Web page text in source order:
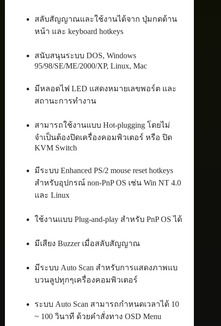
สลับสัญญาณและใช้งานได้จาก ปุ่มกดด้าน
หน้า และ keyboard hotkeys
สนับสนุนระบบ DOS, Windows
95/98/SE/ME/2000/XP, Linux, Mac
มีหลอดไฟ LED แสดงหมายเลขพอร์ต และ
สถานะการทำงาน
สามารถใช้งานแบบ Hot-plugging โดยไม่
จำเป็นต้องปิดเครื่องคอมพิวเตอร์ หรือ ปิด
KVM Switch
มีระบบ Enhanced PS/2 mouse reset hotkeys
สำหรับอุปกรณ์ non-PnP OS เช่น Win NT 4.0
และ Linux
ใช้งานแบบ Plug-and-play สำหรับ PnP OS ได้
มีเสียง Buzzer เมื่อสลับสัญญาณ
มีระบบ Auto Scan สำหรับการแสดงภาพแบ
บวนลูปทุกๆเครื่องคอมพิวเตอร์
ระบบ Auto Scan สามารถกำหนดเวลาได้ 10
~ 100 วินาที ด้วยคำสั่งทาง OSD Menu